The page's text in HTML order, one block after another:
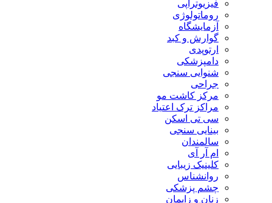
فیزیوتراپی
روماتولوژی
آزمایشگاه
گوارش و کبد
ارتوپدی
دامپزشکی
شنوایی سنجی
جراحی
مرکز کاشت مو
مراکز ترک اعتیاد
سی تی اسکن
بینایی سنجی
سالمندان
ام آر آی
کلینیک زیبایی
روانشناس
چشم پزشکی
زنان و زایمان